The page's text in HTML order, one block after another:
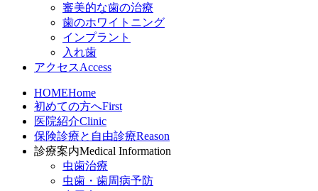
審美的な歯の治療
歯のホワイトニング
インプラント
入れ歯
アクセスAccess
HOMEHome
初めての方へFirst
医院紹介Clinic
保険診療と自由診療Reason
診療案内Medical Information
虫歯治療
虫歯・歯周病予防